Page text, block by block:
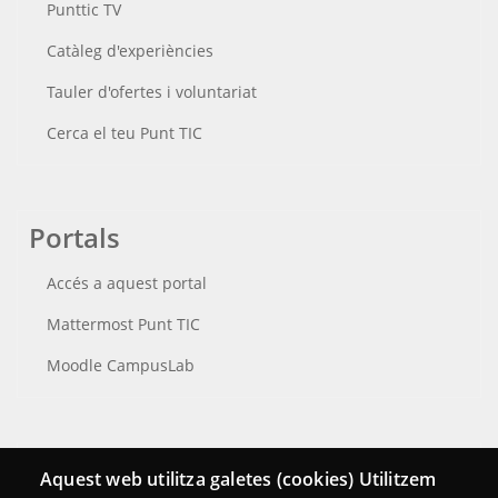
Punttic TV
Catàleg d'experiències
Tauler d'ofertes i voluntariat
Cerca el teu Punt TIC
Portals
Accés a aquest portal
Mattermost Punt TIC
Moodle CampusLab
Connecta
Aquest web utilitza galetes (cookies) Utilitzem